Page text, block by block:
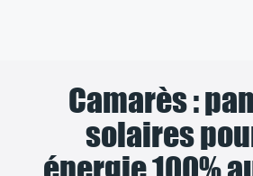
Camarès :
solaires